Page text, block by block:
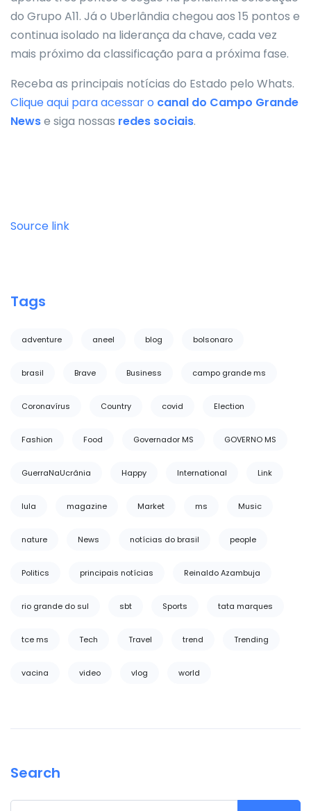
do Grupo A11. Já o Uberlândia chegou aos 15 pontos e
continua isolado na liderança da chave, cada vez
mais próximo da classificação para a próxima fase.
Receba as principais notícias do Estado pelo Whats.
Clique aqui para acessar o canal do Campo Grande
Newse siga nossas redes sociais.
Source link
Tags
adventure aneel blog bolsonaro
brasil Brave Business campo grande ms
Coronavírus Country covid Election
Fashion Food Governador MS GOVERNO MS
GuerraNaUcrânia Happy International Link
lula magazine Market ms Music
nature News notícias do brasil people
Politics principais notícias Reinaldo Azambuja
rio grande do sul sbt Sports tata marques
tce ms Tech Travel trend Trending
vacina video vlog world
Search
Search for: